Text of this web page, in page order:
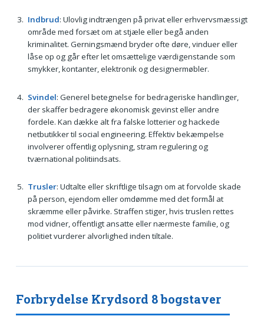
Indbrud: Ulovlig indtrængen på privat eller erhvervsmæssigt
område med forsæt om at stjæle eller begå anden
kriminalitet. Gerningsmænd bryder ofte døre, vinduer eller
låse op og går efter let omsættelige værdigenstande som
smykker, kontanter, elektronik og designermøbler.
Svindel: Generel betegnelse for bedrageriske handlinger,
der skaffer bedragere økonomisk gevinst eller andre
fordele. Kan dække alt fra falske lotterier og hackede
netbutikker til social engineering. Effektiv bekæmpelse
involverer offentlig oplysning, stram regulering og
tværnational politiindsats.
Trusler: Udtalte eller skriftlige tilsagn om at forvolde skade
på person, ejendom eller omdømme med det formål at
skræmme eller påvirke. Straffen stiger, hvis truslen rettes
mod vidner, offentligt ansatte eller nærmeste familie, og
politiet vurderer alvorlighed inden tiltale.
Forbrydelse Krydsord 8 bogstaver